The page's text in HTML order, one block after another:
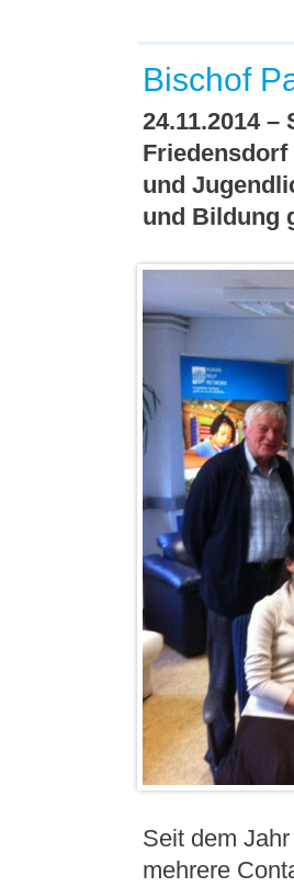
Bischof
24.11.2014
und
und Bildung
Seit dem
mehrere